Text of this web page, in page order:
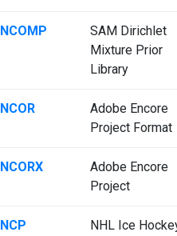
NCOMP
SAM Dirichlet
Mixture Prior
Library
NCOR
Adobe Encore
Project Format
NCORX
Adobe Encore
Project
NCP
NHL Ice